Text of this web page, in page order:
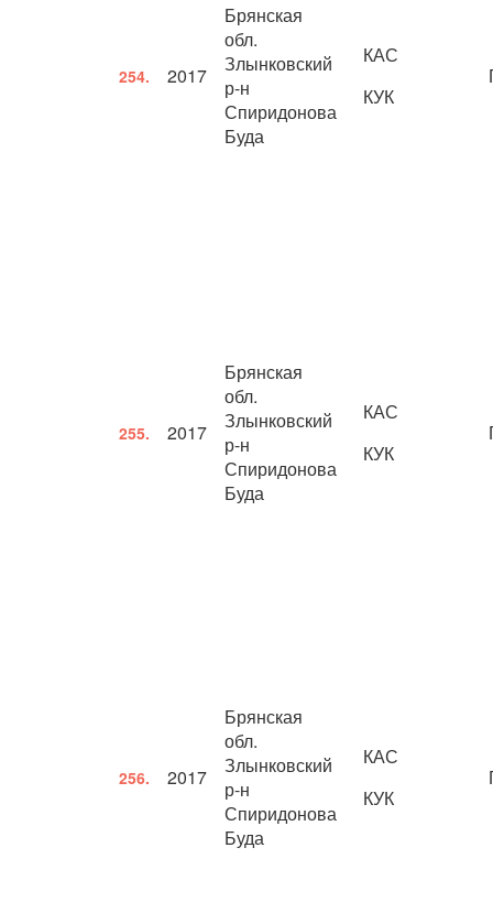
254. 2017
Брянская
обл.
Злынковский
р-н
Спиридонова
Буда
КАС
КУК
255. 2017
Брянская
обл.
Злынковский
р-н
Спиридонова
Буда
КАС
КУК
256. 2017
Брянская
обл.
Злынковский
р-н
Спиридонова
Буда
КАС
КУК